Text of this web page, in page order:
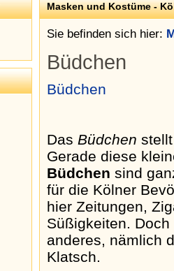
Masken und Kostüme -
Sie befinden sich hier:
Büdchen
Büdchen
Das Büdchen
Gerade diese
Büdchen sind
für die Kölner
hier Zeitungen,
Süßigkeiten.
anderes, nämlich
Klatsch.